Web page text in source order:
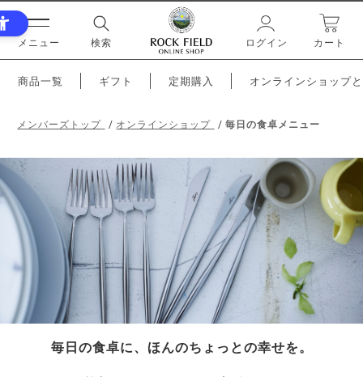
メニュー 検索 ログイン カート
商品一覧 ギフト 定期購入 オンラインショップ
メンバーズトップ オンラインショップ 毎日の食卓メニュー
毎日の食卓に、ほんのちょっとの幸せを。